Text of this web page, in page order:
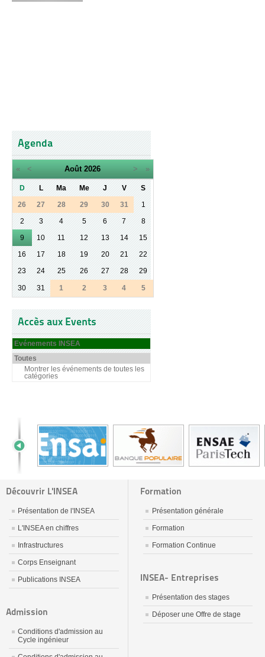
Agenda
« < Août 2026 > »
D L Ma Me J V
S
26
27 28 29 30 31
1
2
3 4 5 6 7
8
9
10 11 12 13 14
15
16
17 18 19 20 21
22
23
24 25 26 27 28 29
30 31 1 2 3 4 5
Accès aux Events
Evénements INSEA
Toutes
Montrer les événements de toutes les
catégories
Découvrir L'INSEA
Présentation de l'INSEA
L'INSEA en chiffres
Infrastructures
Corps Enseignant
Publications INSEA
Admission
Conditions d'admission au
Cycle ingénieur
Formation
Présentation générale
Formation
Formation Continue
INSEA- Entreprises
Présentation des stages
Déposer une Offre de stage